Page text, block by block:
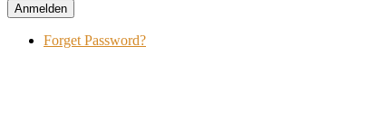
Forget Password?